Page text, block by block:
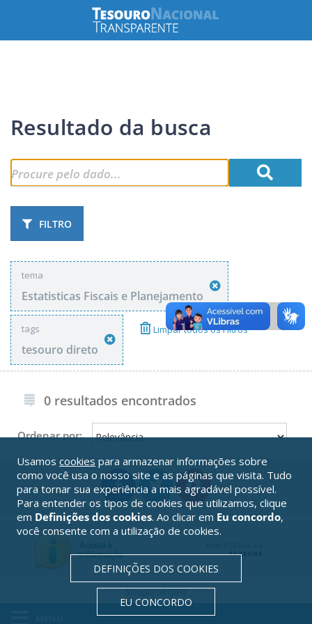
Resultado da busca
FILTRO
tema
Estatisticas Fiscais e Planejamento
tags
tesouro direto
Limpar todos os Filtros
0 resultados encontrados
Ordenar por:
SoluçãoSerpro
Usamos cookies para armazenar informações sobre
como você usa o nosso site e as páginas que visita. Tudo
para tornar sua experiência a mais agradável possível.
Para entender os tipos de cookies que utilizamos, clique
em Definições dos cookies. Ao clicar em Eu concordo,
você consente com a utilização de cookies.
DEFINIÇÕES DOS COOKIES
EU CONCORDO